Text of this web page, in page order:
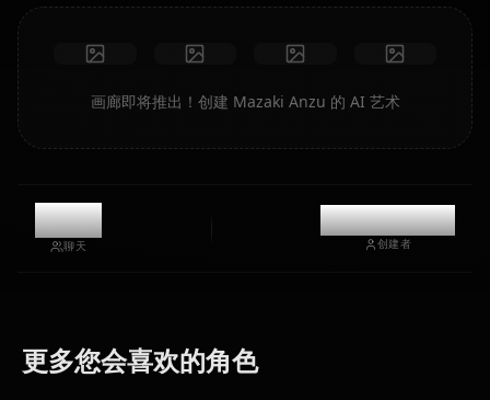
画廊即将推出！创建 Mazaki Anzu 的 AI 艺术
11.1k
聊天
@kinayymon
创建者
更多您会喜欢的角色
Magician